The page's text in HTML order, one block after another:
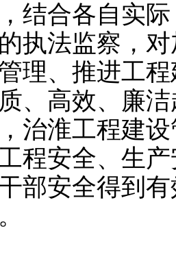
结合各自实
执法监察，
理、推进工
、高效、廉
治淮工程建
程安全、生
部安全得到